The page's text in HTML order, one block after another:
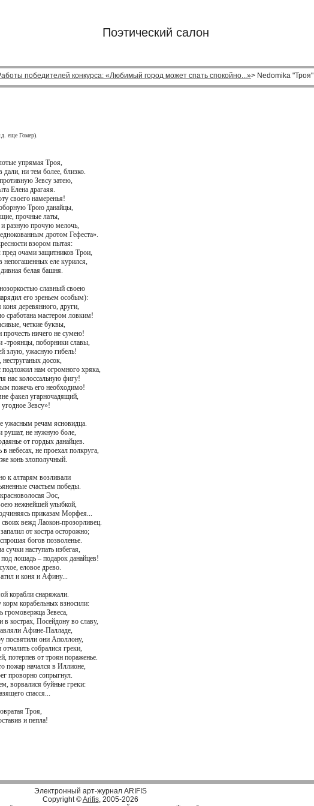
Поэтический салон
победителей конкурса: «Любимый город может спать спокойно...»> Nedomika "Троя"
еще Гомер).
упрямая Троя,
дали, ни тем более, близко.
Зевсу затею,
Елена драгаяя.
своего намеренья!
Трою данайцы,
прочные латы,
разную прочую мелочь,
дротом Гефеста».
взором пытая:
пред очами защитников Трои,
непогашенных еле курился,
белая башня.
славный своею
его зреньем особым):
деревянного, други,
сработана мастером ловким!
четкие буквы,
ничего не сумею!
-троянцы, поборники славы,
злую, ужасную гибель!
досок,
нам огромного хряка,
нас колоссальную фигу!
пожечь его необходимо!
факел угарночадящий,
Зевсу»!
ужасным речам ясновидца.
рушат, не нужную боле,
от гордых данайцев.
небесах, не проехал полкруга,
конь злополучный.
к алтарям возливали
счастьем победы.
Эос,
нежнейшей улыбкой,
приказам Морфея...
вежд Лаокон-прозорливец.
от костра осторожно;
богов позволенье.
наступать избегая,
лошадь – подарок данайцев!
еловое древо.
и коня и Афину...
корабли снаряжали.
корабельных взносили:
громовержца Зевеса,
в кострах, Посейдону во славу,
Афине-Палладе,
посвятили они Аполлону,
собралися греки,
потерпев от троян пораженье.
пожар начался в Иллионе,
проворно сопрыгнул.
ворвалися буйные греки:
спасся...
Троя,
и пепла!
Электронный арт-журнал ARIFIS
Copyright ©Arifis, 2005-2026